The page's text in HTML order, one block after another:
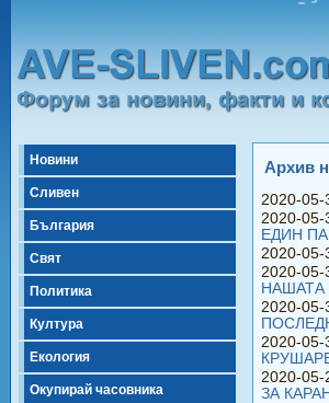
Новини
Сливен
България
Свят
Политика
Култура
Екология
Окупирай часовника
Архив
2020-05-
2020-05-
ЕДИН
2020-05-
2020-05-
2020-05-
2020-05-
2020-05-
ЗА